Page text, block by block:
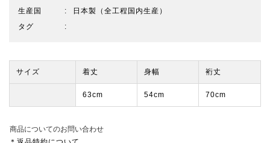
生産国
日本製（全工程国内生産）
タグ
サイズ 着丈 身幅 裄丈
63cm 54cm 70cm
商品についてのお問い合わせ